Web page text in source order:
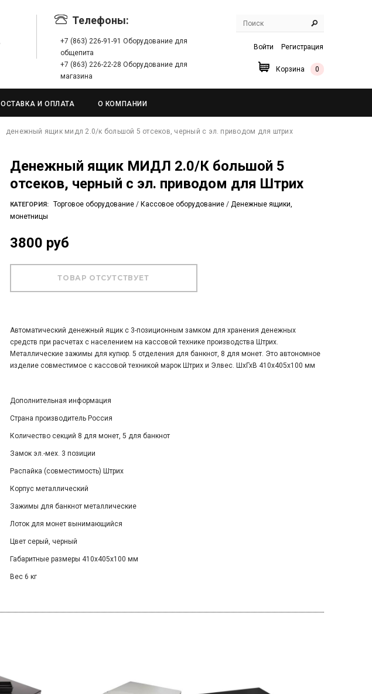
Телефоны:
+7 (863) 226-91-91 Оборудование для
общепита
+7 (863) 226-22-28 Оборудование для
магазина
Войти Регистрация
Корзина 0
И ОПЛАТА О КОМПАНИИ
денежный ящик мидл 2.0/к большой 5 отсеков, черный с эл. приводом для штрих
Денежный ящик МИДЛ 2.0/К большой 5
отсеков, черный с эл. приводом для Штрих
КАТЕГОРИЯ: Торговое оборудование / Кассовое оборудование / Денежные ящики,
монетницы
3800 руб
Автоматический денежный ящик с 3-позиционным замком для хранения денежных
средств при расчетах с населением на кассовой технике производства Штрих.
Металлические зажимы для купюр. 5 отделения для банкнот, 8 для монет. Это автономное
изделие совместимое с кассовой техникой марок Штрих и Элвес. ШхГхВ 410х405х100 мм
Дополнительная информация
Страна производитель Россия
Количество секций 8 для монет, 5 для банкнот
Замок эл.-мех. 3 позиции
Распайка (совместимость) Штрих
Корпус металлический
Зажимы для банкнот металлические
Лоток для монет вынимающийся
Цвет серый, черный
Габаритные размеры 410х405х100 мм
Вес 6 кг